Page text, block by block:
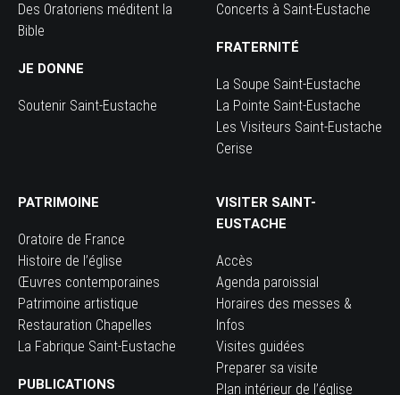
Des Oratoriens méditent la
Bible
JE DONNE
Soutenir Saint-Eustache
Concerts à Saint-Eustache
FRATERNITÉ
La Soupe Saint-Eustache
La Pointe Saint-Eustache
Les Visiteurs Saint-Eustache
Cerise
PATRIMOINE
Oratoire de France
Histoire de l’église
Œuvres contemporaines
Patrimoine artistique
Restauration Chapelles
La Fabrique Saint-Eustache
PUBLICATIONS
VISITER SAINT-
EUSTACHE
Accès
Agenda paroissial
Horaires des messes &
Infos
Visites guidées
Preparer sa visite
Plan intérieur de l’église